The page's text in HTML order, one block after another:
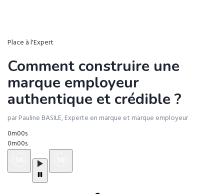
Place à l'Expert
Comment construire une
marque employeur
authentique et crédible ?
par Pauline BASILE, Experte en marque et marque employeur
0m00s
0m00s